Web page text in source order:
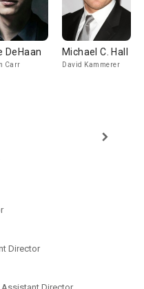
DeHaan
Carr
Michael C. Hall
David Kammerer
Director